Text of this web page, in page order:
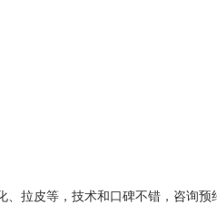
拉皮等，技术和口碑不错，咨询